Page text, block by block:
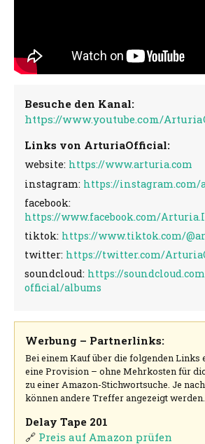
Besuche den Kanal:
https://www.youtube.com/
Links von ArturiaOfficial:
website: https://www.arturia.com
instagram: https://
facebook:
https://www.facebook.com/
tiktok: https://www.tiktok.com/
twitter: https://twitter.com/
soundcloud: https://
official/albums
Werbung – Partnerlinks:
Bei einem Kauf über die folgenden Links
eine Provision – ohne Mehrkosten für
zu einer Amazon-Stichwortsuche. Je
können andere Treffer angezeigt werden.
Delay Tape 201
🔗 Preis auf Amazon prüfen